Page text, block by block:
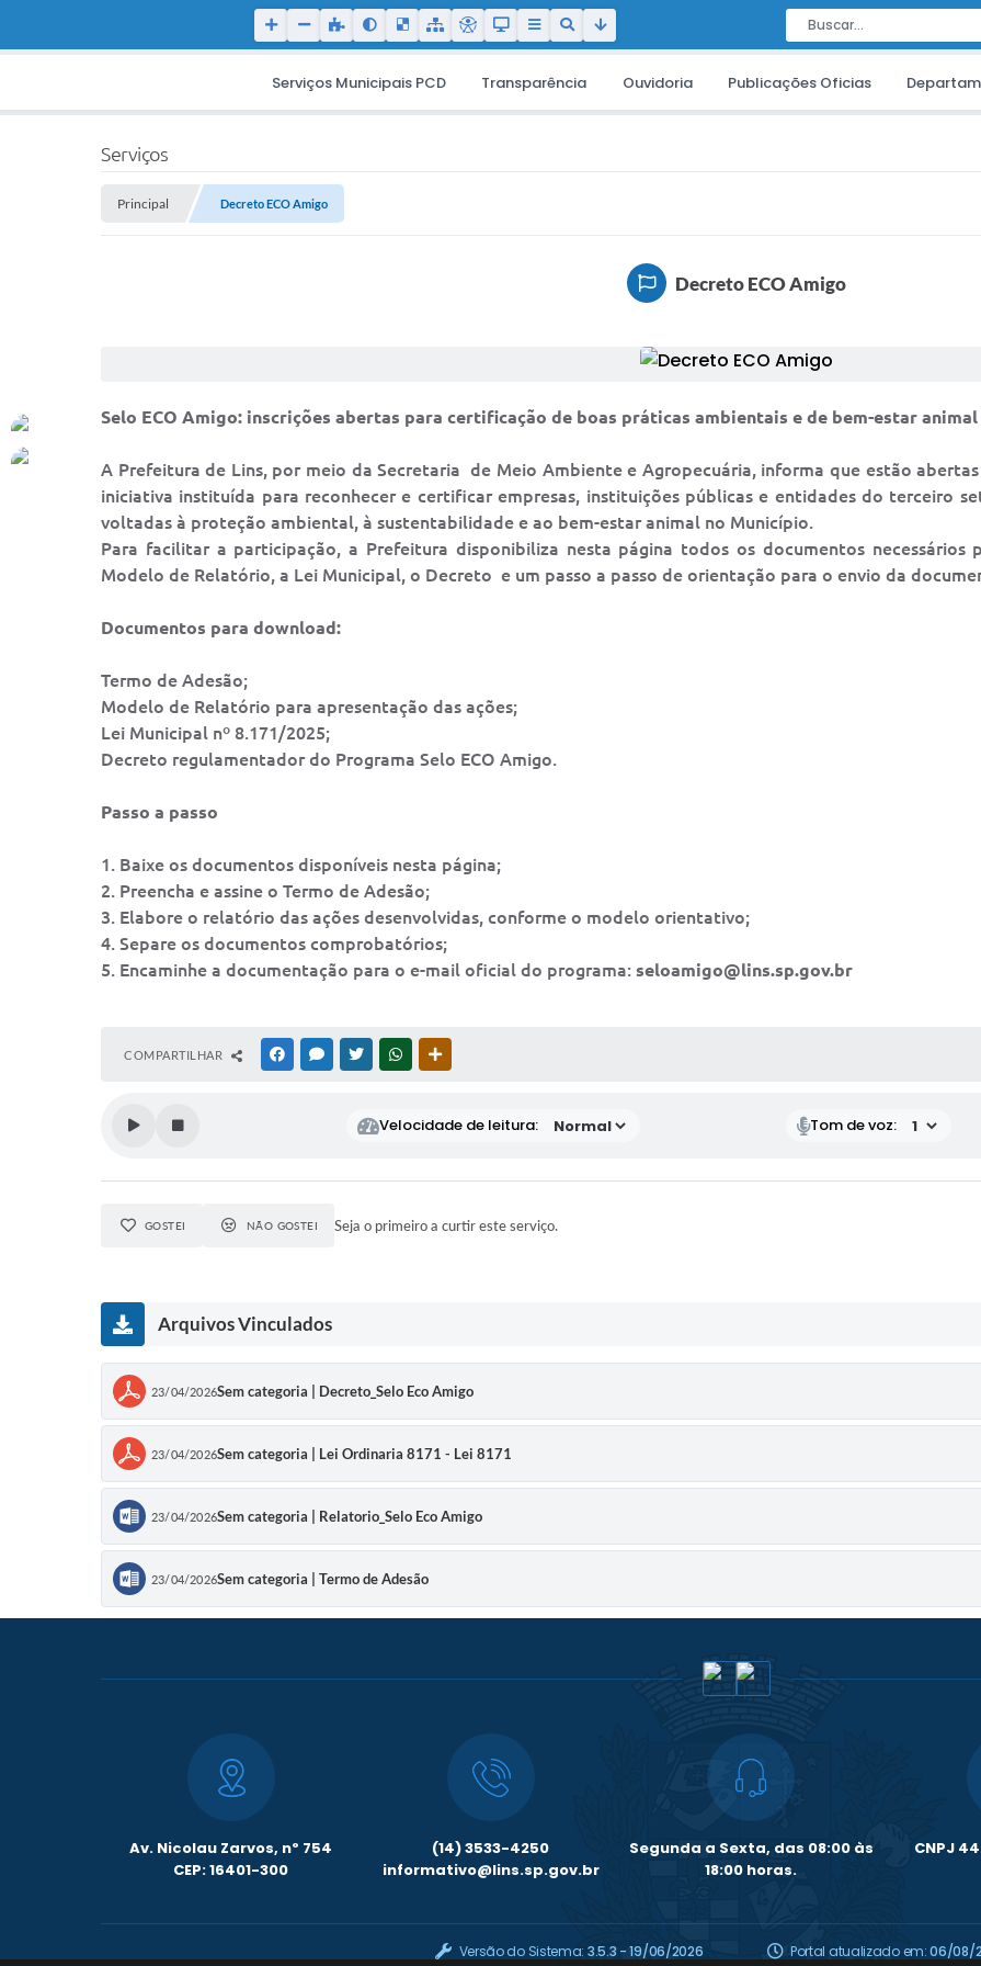
Serviços Municipais PCD Transparência Ouvidoria Publicações Oficias
Serviços
Principal Decreto ECO Amigo
Decreto ECO Amigo
Selo ECO Amigo: inscrições abertas para certificação de boas práticas ambientais e de bem-estar animal
A Prefeitura de Lins, por meio da Secretaria de Meio Ambiente e Agropecuária, informa que estão abertas
iniciativa instituída para reconhecer e certificar empresas, instituições públicas e entidades do terceiro
voltadas à proteção ambiental, à sustentabilidade e ao bem-estar animal no Município.
Para facilitar a participação, a Prefeitura disponibiliza nesta página todos os documentos necessários
Modelo de Relatório, a Lei Municipal, o Decreto e um passo a passo de orientação para o envio da
Documentos para download:
Termo de Adesão;
Modelo de Relatório para apresentação das ações;
Lei Municipal nº 8.171/2025;
Decreto regulamentador do Programa Selo ECO Amigo.
Passo a passo
1. Baixe os documentos disponíveis nesta página;
2. Preencha e assine o Termo de Adesão;
3. Elabore o relatório das ações desenvolvidas, conforme o modelo orientativo;
4. Separe os documentos comprobatórios;
5. Encaminhe a documentação para o e-mail oficial do programa: seloamigo@lins.sp.gov.br
COMPARTILHAR FACEBOOKMESSENGER
TWITTERWHATSAPP
Velocidade de leitura: Tom de voz:
GOSTEI NÃO GOSTEI Seja o primeiro a curtir este serviço.
Arquivos Vinculados
23/04/2026Sem categoria | Decreto_Selo Eco Amigo
23/04/2026Sem categoria | Lei Ordinaria 8171 - Lei 8171
23/04/2026Sem categoria | Relatorio_Selo Eco Amigo
23/04/2026Sem categoria | Termo de Adesão
Av. Nicolau Zarvos, nº 754
CEP: 16401-300
(14) 3533-4250
informativo@lins.sp.gov.br
Segunda a Sexta, das 08:00 às
18:00 horas.
CNPJ
Versão do Sistema: 3.5.3 - 19/06/2026 Portal atualizado em:06/08/